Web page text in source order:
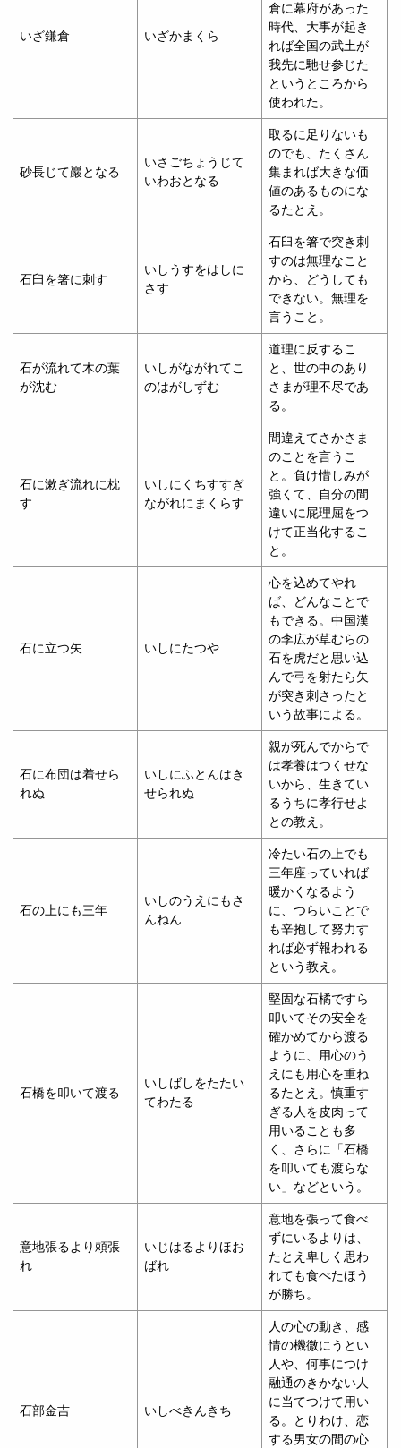
いざ鎌倉 いざかまくら
倉に幕府があった
時代、大事が起き
れば全国の武土が
我先に馳せ参じた
というところから
使われた。
砂長じて巖となる
いさごちょうじて
いわおとなる
取るに足りないも
のでも、たくさん
集まれば大きな価
値のあるものにな
るたとえ。
石臼を箸に刺す
いしうすをはしに
さす
石臼を箸で突き刺
すのは無理なこと
から、どうしても
できない。無理を
言うこと。
石が流れて木の葉
が沈む
いしがながれてこ
のはがしずむ
道理に反するこ
と、世の中のあり
さまが理不尽であ
る。
石に漱ぎ流れに枕
す
いしにくちすすぎ
ながれにまくらす
間違えてさかさま
のことを言うこ
と。負け惜しみが
強くて、自分の間
違いに屁理屈をつ
けて正当化するこ
と。
石に立つ矢 いしにたつや
心を込めてやれ
ば、どんなことで
もできる。中国漢
の李広が草むらの
石を虎だと思い込
んで弓を射たら矢
が突き刺さったと
いう故事による。
石に布団は着せら
れぬ
いしにふとんはき
せられぬ
親が死んでからで
は孝養はつくせな
いから、生きてい
るうちに孝行せよ
との教え。
石の上にも三年
いしのうえにもさ
んねん
冷たい石の上でも
三年座っていれば
暖かくなるよう
に、つらいことで
も辛抱して努力す
れば必ず報われる
という教え。
石橋を叩いて渡る
いしばしをたたい
てわたる
堅固な石橘ですら
叩いてその安全を
確かめてから渡る
ように、用心のう
えにも用心を重ね
るたとえ。慎重す
ぎる人を皮肉って
用いることも多
く、さらに「石橋
を叩いても渡らな
い」などという。
意地張るより頼張
れ
いじはるよりほお
ばれ
意地を張って食べ
ずにいるよりは、
たとえ卑しく思わ
れても食べたほう
が勝ち。
石部金吉 いしべきんきち
人の心の動き、感
情の機微にうとい
人や、何事につけ
融通のきかない人
に当てつけて用い
る。とりわけ、恋
する男女の間の心